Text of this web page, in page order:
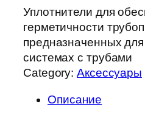
Уплотнители для
герметичности
предназначенных
системах с трубами
Category:Аксессуары
Описание